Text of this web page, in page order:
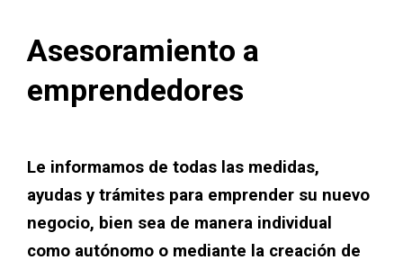
Asesoramiento a
emprendedores
Le informamos de todas las medidas,
ayudas y trámites para emprender su nuevo
negocio, bien sea de manera individual
como autónomo o mediante la creación de